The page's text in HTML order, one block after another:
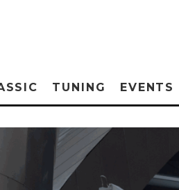
TUNING EVENTS